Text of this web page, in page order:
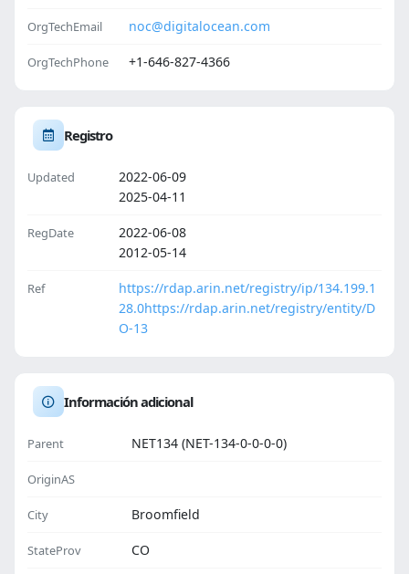
OrgTechEmail noc@digitalocean.com
OrgTechPhone +1-646-827-4366
Registro
Updated
2022-06-09
2025-04-11
RegDate
2022-06-08
2012-05-14
Ref
https://rdap.arin.net/registry/ip/134.199.1
28.0https://rdap.arin.net/registry/entity/D
O-13
Información adicional
Parent NET134 (NET-134-0-0-0-0)
OriginAS
City Broomfield
StateProv CO